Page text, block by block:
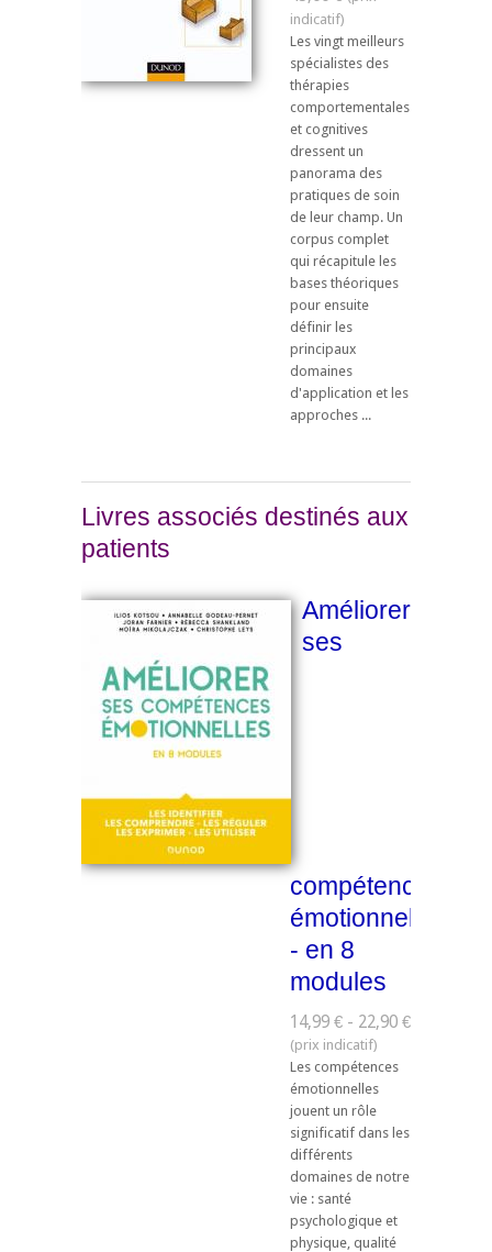
Les vingt meilleurs
spécialistes des
thérapies
comportementales
et cognitives
dressent un
panorama des
pratiques de soin
de leur champ. Un
corpus complet
qui récapitule les
bases théoriques
pour ensuite
définir les
principaux
domaines
d'application et les
approches ...
Livres associés destinés aux
patients
Améliorer
ses
compétences
émotionnelles
- en 8
modules
14,99 € - 22,90 €
Les compétences
émotionnelles
jouent un rôle
significatif dans les
différents
domaines de notre
vie : santé
psychologique et
physique, qualité